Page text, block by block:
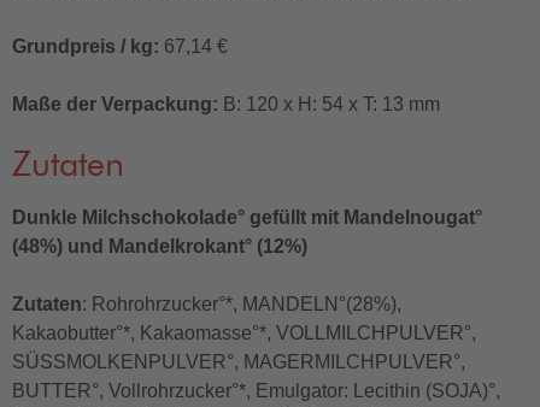
Grundpreis / kg: 67,14 €
Maße der Verpackung: B: 120 x H: 54 x T: 13 mm
Zutaten
Dunkle Milchschokolade° gefüllt mit Mandelnougat°
(48%) und Mandelkrokant° (12%)
Zutaten: Rohrohrzucker°*, MANDELN°(28%),
Kakaobutter°*, Kakaomasse°*, VOLLMILCHPULVER°,
SÜSSMOLKENPULVER°, MAGERMILCHPULVER°,
BUTTER°, Vollrohrzucker°*, Emulgator: Lecithin (SOJA)°,